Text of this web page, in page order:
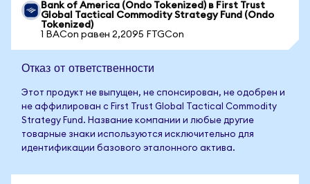
Bank of America (Ondo Tokenized) в First Trust
Global Tactical Commodity Strategy Fund (Ondo
Tokenized)
1 BACon равен 2,2095 FTGCon
Отказ от ответственности
Этот продукт не выпущен, не спонсирован, не одобрен и
не аффилирован с First Trust Global Tactical Commodity
Strategy Fund. Название компании и любые другие
товарные знаки используются исключительно для
идентификации базового эталонного актива.